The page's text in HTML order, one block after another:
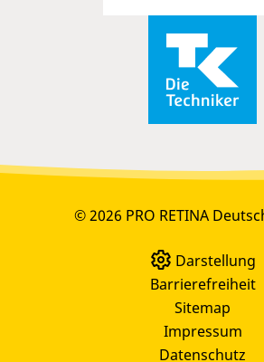
© 2026 PRO RETINA
Darstellung
Barrierefreiheit
Sitemap
Impressum
Datenschutz